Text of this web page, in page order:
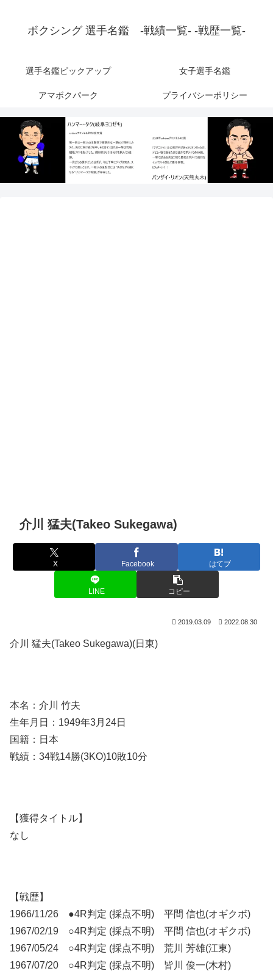
ボクシング 選手名鑑 -戦績一覧- -戦歴一覧-
選手名鑑ピックアップ 女子選手名鑑
アマボクパーク プライバシーポリシー
介川 猛夫(Takeo Sukegawa)
X Facebook はてブ
LINE コピー
2019.03.09 2022.08.30
介川 猛夫(Takeo Sukegawa)(日東)
本名：介川 竹夫
生年月日：1949年3月24日
国籍：日本
戦績：34戦14勝(3KO)10敗10分
【獲得タイトル】
なし
【戦歴】
1966/11/26 ●4R判定 (採点不明) 平間 信也(オギクボ)
1967/02/19 ○4R判定 (採点不明) 平間 信也(オギクボ)
1967/05/24 ○4R判定 (採点不明) 荒川 芳雄(江東)
1967/07/20 ○4R判定 (採点不明) 皆川 俊一(木村)